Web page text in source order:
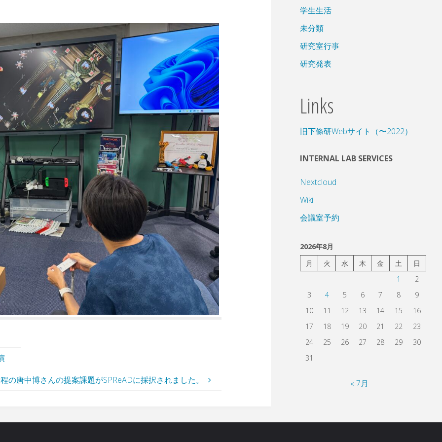
の唐中博さんの提案課題がSPReADに採択されました。
学生生活
未分類
研究室行事
研究発表
Links
旧下條研Webサイト（〜2022）
INTERNAL LAB SERVICES
Nextcloud
Wiki
会議室予約
2026年8月
月
火 水 木 金 土
日
1
2
3
4 5 6 7 8
9
10
11 12 13 14 15
16
17
18 19 20 21 22
23
24
25 26 27 28 29
30
31
« 7月